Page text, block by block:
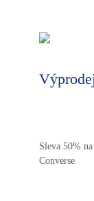
Sleva 50%
Converse